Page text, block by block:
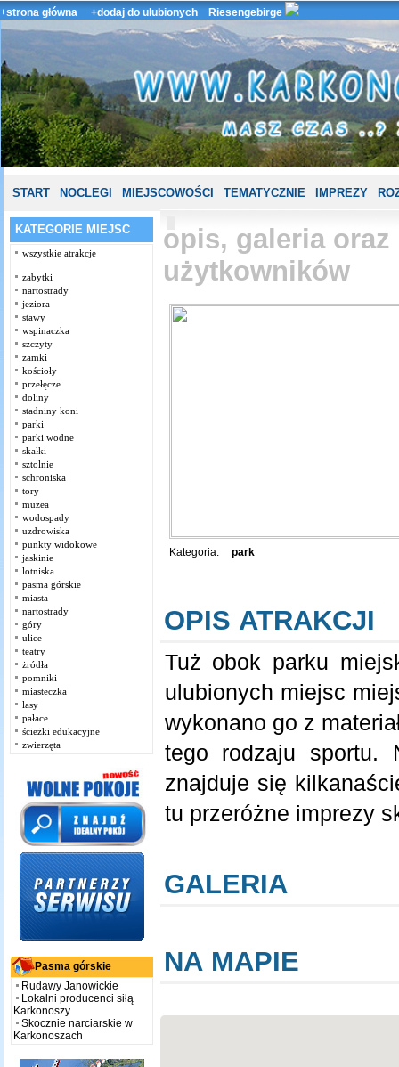
+strona główna +dodaj do ulubionych Riesengebirge
START NOCLEGI MIEJSCOWOŚCI TEMATYCZNIE IMPREZY
KATEGORIE MIEJSC
wszystkie atrakcje
zabytki
nartostrady
jeziora
stawy
wspinaczka
szczyty
zamki
kościoły
przełęcze
doliny
stadniny koni
parki
parki wodne
skałki
sztolnie
schroniska
tory
muzea
wodospady
uzdrowiska
punkty widokowe
jaskinie
lotniska
pasma górskie
miasta
nartostrady
góry
ulice
teatry
żródła
pomniki
miasteczka
lasy
pałace
ścieżki edukacyjne
zwierzęta
Pasma górskie
Rudawy Janowickie
Lokalni producenci siłą
Karkonoszy
Skocznie narciarskie w
Karkonoszach
opis, galeria oraz
użytkowników
Kategoria: park
OPIS ATRAKCJI
Tuż obok parku
ulubionych miejsc
wykonano go z
tego rodzaju sportu.
znajduje się
tu przeróżne imprezy
GALERIA
NA MAPIE